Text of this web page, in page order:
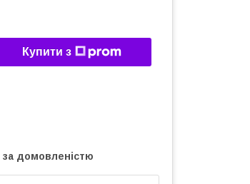
Купити з
за домовленістю